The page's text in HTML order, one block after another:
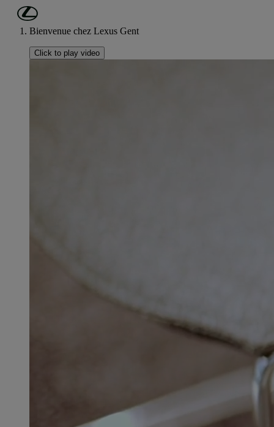
Passer au contenu principal
Bienvenue chez Lexus Gent
Click to play video